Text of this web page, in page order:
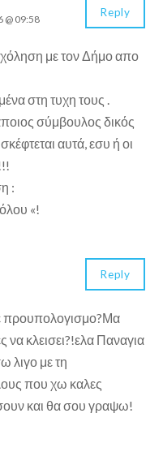
@ 09:58
με τον Δήμο απο
στη τυχη τους .
σύμβουλος δικός
αυτά, εσυ ή οι
:
«!
Reply
προυπολογισμο?Μα
κλεισει?!ελα Παναγια
λιγο με τη
που χω καλες
και θα σου γραψω!
Reply